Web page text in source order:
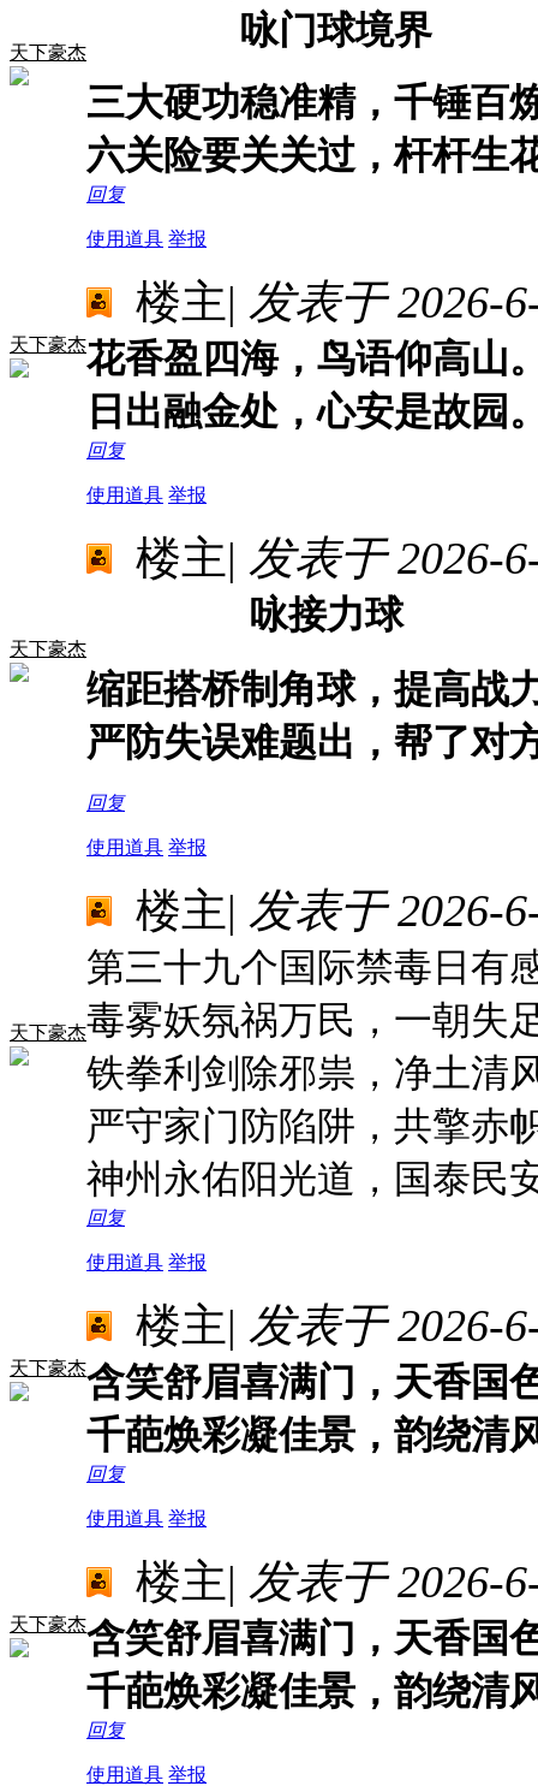
天下豪杰
咏门球境界
三大硬功稳准精，千锤百
六关险要关关过，杆杆生
回复
使用道具 举报
天下豪杰
楼主| 发表于 2026-
花香盈四海，鸟语仰高山
日出融金处，心安是故园
回复
使用道具 举报
天下豪杰
楼主| 发表于 2026-
咏接力球
缩距搭桥制角球，提高战
严防失误难题出，帮了对
回复
使用道具 举报
天下豪杰
楼主| 发表于 2026-
第三十九个国际禁毒日有
毒雾妖氛祸万民，一朝失
铁拳利剑除邪祟，净土清
严守家门防陷阱，共擎赤
神州永佑阳光道，国泰民
回复
使用道具 举报
天下豪杰
楼主| 发表于 2026-
含笑舒眉喜满门，天香国
千葩焕彩凝佳景，韵绕清
回复
使用道具 举报
天下豪杰
楼主| 发表于 2026-
含笑舒眉喜满门，天香国
千葩焕彩凝佳景，韵绕清
回复
使用道具 举报